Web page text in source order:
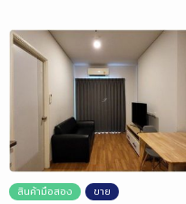
สินค้ามือสอง ขาย